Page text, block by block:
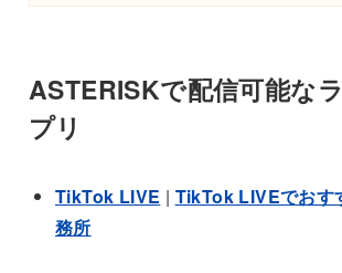
ASTERISKで配信可能な
プリ
TikTok LIVE | TikTok LIVEでおす
務所